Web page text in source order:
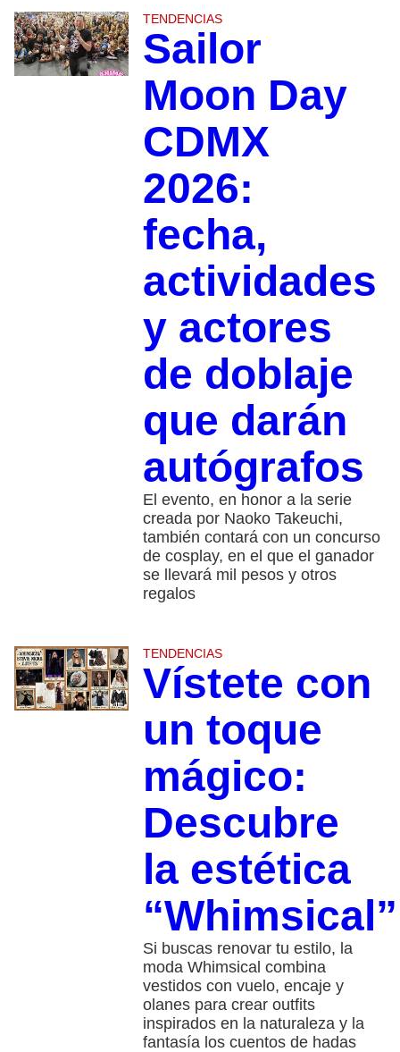
TENDENCIAS
Sailor
Moon Day
CDMX
2026:
fecha,
actividades
y actores
de doblaje
que darán
autógrafos
El evento, en honor a la serie
creada por Naoko Takeuchi,
también contará con un concurso
de cosplay, en el que el ganador
se llevará mil pesos y otros
regalos
TENDENCIAS
Vístete con
un toque
mágico:
Descubre
la estética
“Whimsical”
Si buscas renovar tu estilo, la
moda Whimsical combina
vestidos con vuelo, encaje y
olanes para crear outfits
inspirados en la naturaleza y la
fantasía los cuentos de hadas